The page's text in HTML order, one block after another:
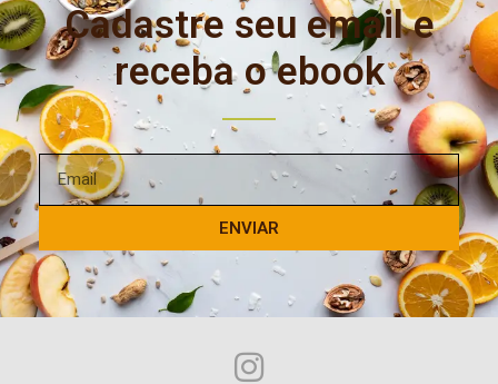
Cadastre seu email e
receba o ebook
ENVIAR